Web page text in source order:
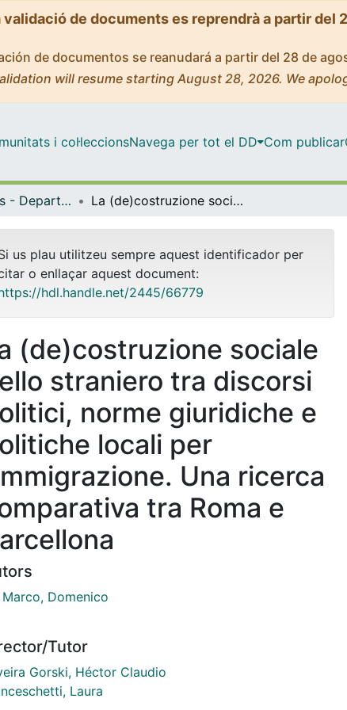
de documents es reprendrà a partir del
de documentos se reanudará a partir del 28 de
will resume starting August 28, 2026. We
i col·leccionsNavega per tot el DD Com publicar
Tesis Doctorals - Departament - Dret i Economia Internacionals La (de)costruzione sociale dello straniero tra discorsi politici, norme giuridiche e politiche locali per l'immigrazione. Una ricerca comparativa tra Roma e Barcellona
us plau utilitzeu sempre aquest identificador per
o enllaçar aquest document:
hdl.handle.net/2445/66779
(de)costruzione sociale
straniero tra discorsi
norme giuridiche e
locali per
Una ricerca
tra Roma e
Marco, Domenico
Tutor
Gorski, Héctor Claudio
Laura